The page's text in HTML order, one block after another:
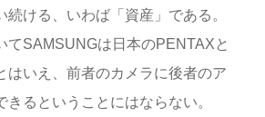
続ける、いわば「資産」である。
てSAMSUNGは日本のPENTAXと
はいえ、前者のカメラに後者のア
きるということにはならない。